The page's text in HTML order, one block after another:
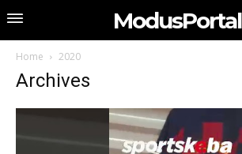
ModusPortal
Home 2020
Archives